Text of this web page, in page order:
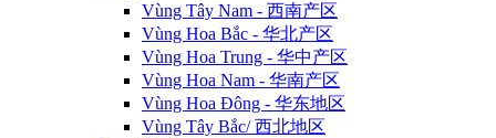
Vùng Tây Nam - 西南产区
Vùng Hoa Bắc - 华北产区
Vùng Hoa Trung - 华中产区
Vùng Hoa Nam - 华南产区
Vùng Hoa Đông - 华东地区
Vùng Tây Bắc/ 西北地区